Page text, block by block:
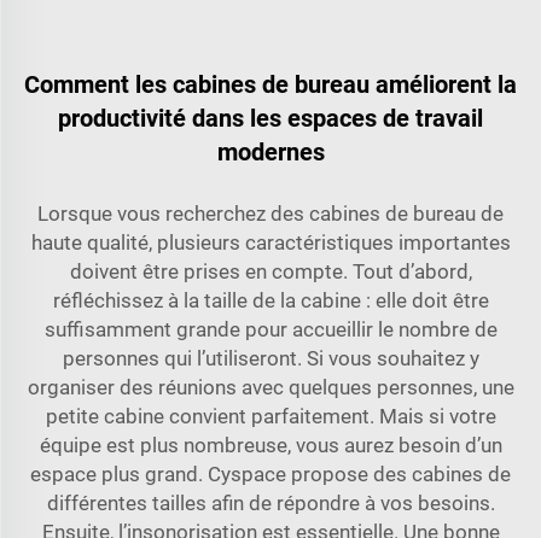
Comment les cabines de bureau améliorent la
productivité dans les espaces de travail
modernes
Lorsque vous recherchez des cabines de bureau de
haute qualité, plusieurs caractéristiques importantes
doivent être prises en compte. Tout d’abord,
réfléchissez à la taille de la cabine : elle doit être
suffisamment grande pour accueillir le nombre de
personnes qui l’utiliseront. Si vous souhaitez y
organiser des réunions avec quelques personnes, une
petite cabine convient parfaitement. Mais si votre
équipe est plus nombreuse, vous aurez besoin d’un
espace plus grand. Cyspace propose des cabines de
différentes tailles afin de répondre à vos besoins.
Ensuite, l’insonorisation est essentielle. Une bonne